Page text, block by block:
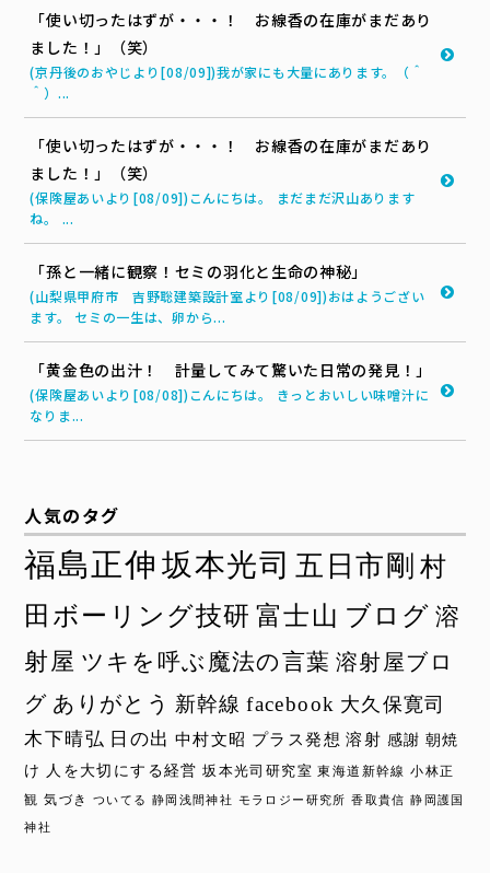
「使い切ったはずが・・・！ お線香の在庫がまだあり
ました！」（笑）
(京丹後のおやじより[08/09])我が家にも大量にあります。（＾
＾）...
「使い切ったはずが・・・！ お線香の在庫がまだあり
ました！」（笑）
(保険屋あいより[08/09])こんにちは。 まだまだ沢山あります
ね。 ...
「孫と一緒に観察！セミの羽化と生命の神秘」
(山梨県甲府市 吉野聡建築設計室より[08/09])おはようござい
ます。 セミの一生は、卵から...
「黄金色の出汁！ 計量してみて驚いた日常の発見！」
(保険屋あいより[08/08])こんにちは。 きっとおいしい味噌汁に
なりま...
人気のタグ
福島正伸 坂本光司 五日市剛 村
田ボーリング技研 富士山 ブログ 溶
射屋 ツキを呼ぶ魔法の言葉 溶射屋ブロ
グ ありがとう 新幹線 facebook 大久保寛司
木下晴弘 日の出 中村文昭 プラス発想 溶射 感謝 朝焼
け
人を大切にする経営 坂本光司研究室 東海道新幹線 小林正
観 気づき ついてる 静岡浅間神社 モラロジー研究所 香取貴信 静岡護国
神社